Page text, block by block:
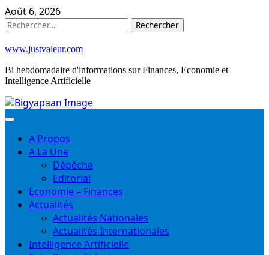
Skip
to
Août 6, 2026
Rechercher :
www.justvaleur.com
Bi hebdomadaire d'informations sur Finances, Economie et
Intelligence Artificielle
A Propos
A La Une
Dépêche
Editorial
Economie – Finances
Actualités
Actualités Nationales
Actualités Internationales
Intelligence Artificielle